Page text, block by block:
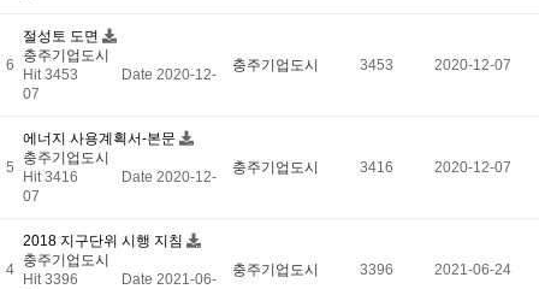
6
절성토 도면
충주기업도시
Hit 3453
Date 2020-12-
07
충주기업도시 3453 2020-12-07
5
에너지 사용계획서-본문
충주기업도시
Hit 3416
Date 2020-12-
07
충주기업도시 3416 2020-12-07
4
2018 지구단위 시행 지침
충주기업도시
Hit 3396
Date 2021-06-
충주기업도시 3396 2021-06-24